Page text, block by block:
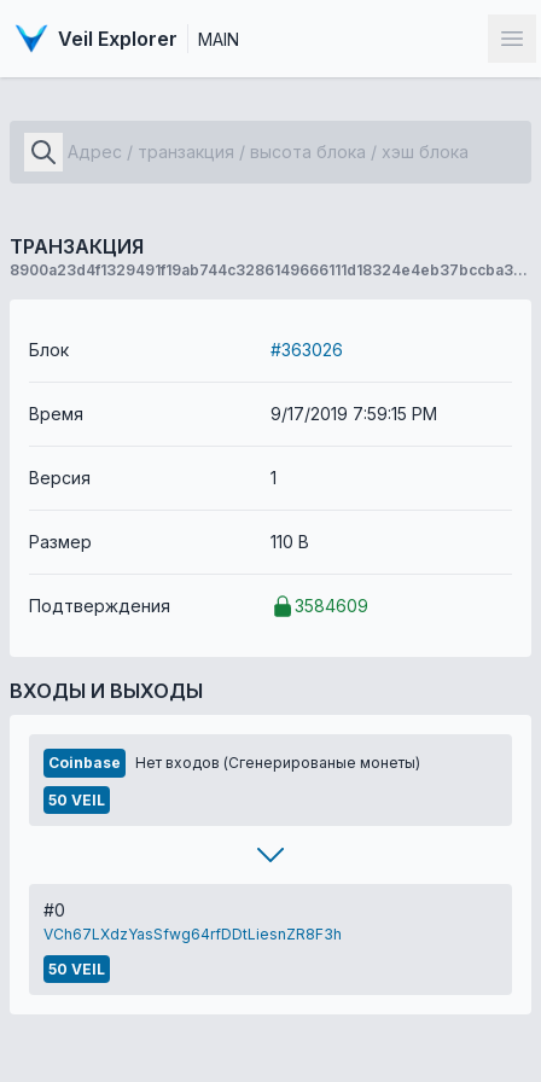
Veil Explorer MAIN
ТРАНЗАКЦИЯ
8900a23d4f1329491f19ab744c3286149666111d18324e4eb37bccba31d3aa80
Блок #363026
Время 9/17/2019 7:59:15 PM
Версия 1
Размер 110 B
Подтверждения 3584609
ВХОДЫ И ВЫХОДЫ
Coinbase Нет входов (Сгенерированые монеты)
50 VEIL
#0
VCh67LXdzYasSfwg64rfDDtLiesnZR8F3h
50 VEIL